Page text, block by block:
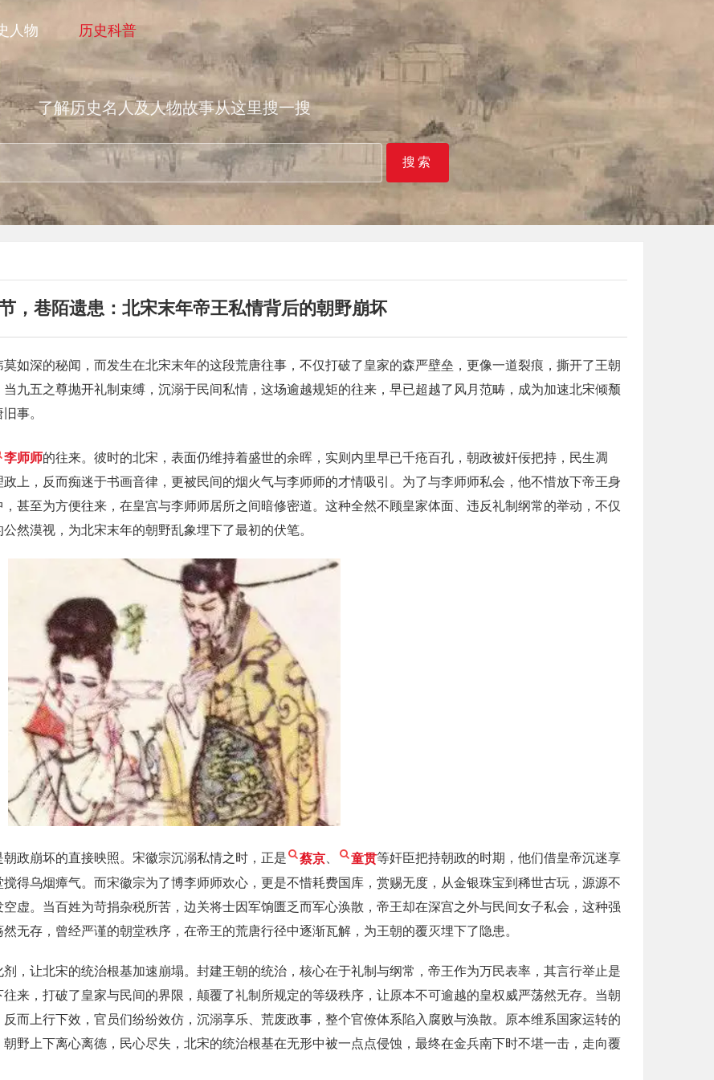
人物 历史科普
了解历史名人及人物故事从这里搜一搜
搜索
，巷陌遗患：北宋末年帝王私情背后的朝野崩坏
如深的秘闻，而发生在北宋末年的这段荒唐往事，不仅打破了皇家的森严壁垒，更像一道裂痕，撕开了王朝
九五之尊抛开礼制束缚，沉溺于民间私情，这场逾越规矩的往来，早已超越了风月范畴，成为加速北宋倾颓
事。
李师师的往来。彼时的北宋，表面仍维持着盛世的余晖，实则内里早已千疮百孔，朝政被奸佞把持，民生凋
上，反而痴迷于书画音律，更被民间的烟火气与李师师的才情吸引。为了与李师师私会，他不惜放下帝王身
甚至为方便往来，在皇宫与李师师居所之间暗修密道。这种全然不顾皇家体面、违反礼制纲常的举动，不仅
然漠视，为北宋末年的朝野乱象埋下了最初的伏笔。
政崩坏的直接映照。宋徽宗沉溺私情之时，正是 蔡京、 童贯等奸臣把持朝政的时期，他们借皇帝沉迷享
得乌烟瘴气。而宋徽宗为了博李师师欢心，更是不惜耗费国库，赏赐无度，从金银珠宝到稀世古玩，源源不
虚。当百姓为苛捐杂税所苦，边关将士因军饷匮乏而军心涣散，帝王却在深宫之外与民间女子私会，这种强
无存，曾经严谨的朝堂秩序，在帝王的荒唐行径中逐渐瓦解，为王朝的覆灭埋下了隐患。
，让北宋的统治根基加速崩塌。封建王朝的统治，核心在于礼制与纲常，帝王作为万民表率，其言行举止是
来，打破了皇家与民间的界限，颠覆了礼制所规定的等级秩序，让原本不可逾越的皇权威严荡然无存。当朝
而上行下效，官员们纷纷效仿，沉溺享乐、荒废政事，整个官僚体系陷入腐败与涣散。原本维系国家运转的
野上下离心离德，民心尽失，北宋的统治根基在无形中被一点点侵蚀，最终在金兵南下时不堪一击，走向覆